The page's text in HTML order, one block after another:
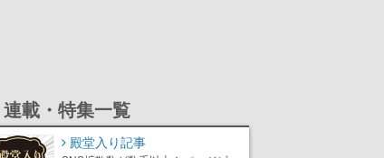
連載・特集一覧
殿堂入り記事